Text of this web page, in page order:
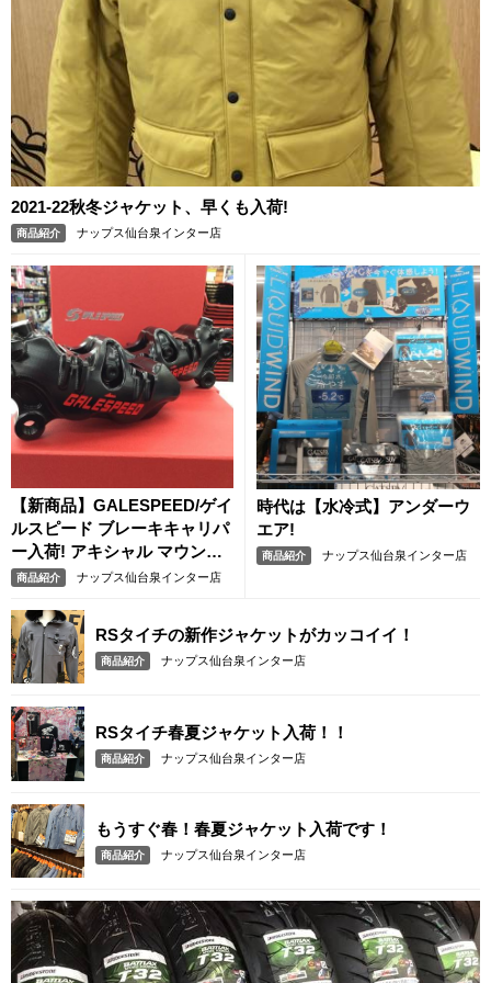
2021-22秋冬ジャケット、早くも入荷!
商品紹介 ナップス仙台泉インター店
【新商品】GALESPEED/ゲイ
ルスピード ブレーキキャリパ
ー入荷! アキシャル マウント
キャリパーとは?
商品紹介 ナップス仙台泉インター店
時代は【水冷式】アンダーウ
エア!
商品紹介 ナップス仙台泉インター店
RSタイチの新作ジャケットがカッコイイ！
商品紹介 ナップス仙台泉インター店
RSタイチ春夏ジャケット入荷！！
商品紹介 ナップス仙台泉インター店
もうすぐ春！春夏ジャケット入荷です！
商品紹介 ナップス仙台泉インター店